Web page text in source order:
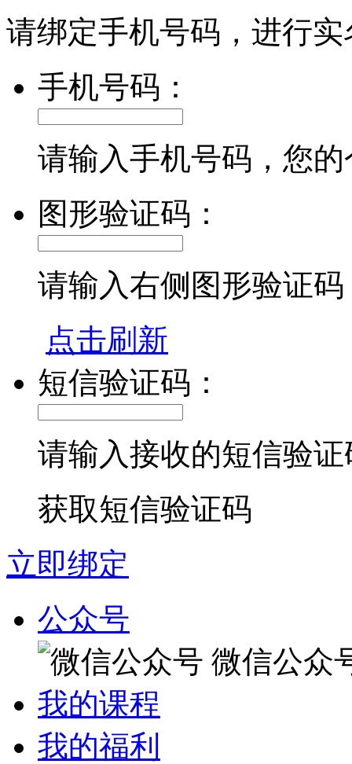
请绑定手机号码，进行
手机号码：
请输入手机号码，您
图形验证码：
请输入右侧图形验证码
点击刷新
短信验证码：
请输入接收的短信验证
获取短信验证码
立即绑定
公众号
微信公众
我的课程
我的福利